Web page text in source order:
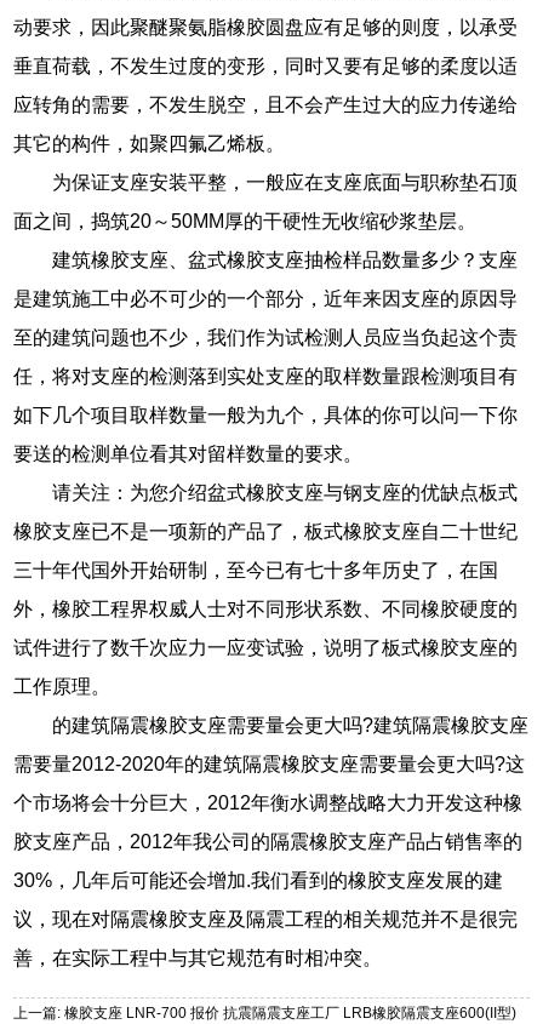
动要求，因此聚醚聚氨脂橡胶圆盘应有足够的则度，以承受
垂直荷载，不发生过度的变形，同时又要有足够的柔度以适
应转角的需要，不发生脱空，且不会产生过大的应力传递给
其它的构件，如聚四氟乙烯板。
为保证支座安装平整，一般应在支座底面与职称垫石顶
面之间，捣筑20～50MM厚的干硬性无收缩砂浆垫层。
建筑橡胶支座、盆式橡胶支座抽检样品数量多少？支座
是建筑施工中必不可少的一个部分，近年来因支座的原因导
至的建筑问题也不少，我们作为试检测人员应当负起这个责
任，将对支座的检测落到实处支座的取样数量跟检测项目有
如下几个项目取样数量一般为九个，具体的你可以问一下你
要送的检测单位看其对留样数量的要求。
请关注：为您介绍盆式橡胶支座与钢支座的优缺点板式
橡胶支座已不是一项新的产品了，板式橡胶支座自二十世纪
三十年代国外开始研制，至今已有七十多年历史了，在国
外，橡胶工程界权威人士对不同形状系数、不同橡胶硬度的
试件进行了数千次应力一应变试验，说明了板式橡胶支座的
工作原理。
的建筑隔震橡胶支座需要量会更大吗?建筑隔震橡胶支座
需要量2012-2020年的建筑隔震橡胶支座需要量会更大吗?这
个市场将会十分巨大，2012年衡水调整战略大力开发这种橡
胶支座产品，2012年我公司的隔震橡胶支座产品占销售率的
30%，几年后可能还会增加.我们看到的橡胶支座发展的建
议，现在对隔震橡胶支座及隔震工程的相关规范并不是很完
善，在实际工程中与其它规范有时相冲突。
上一篇: 橡胶支座 LNR-700 报价 抗震隔震支座工厂 LRB橡胶隔震支座600(II型)